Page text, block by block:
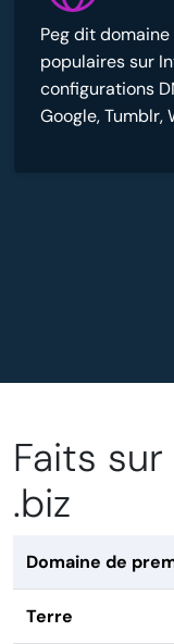
Peg dit
populaires sur
configurations
Google, Tumblr,
Faits
.biz
Domaine de
Terre